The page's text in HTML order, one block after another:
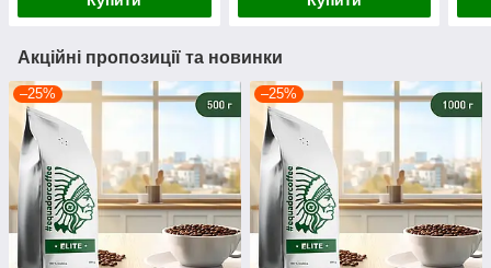
Акційні пропозиції та новинки
–25% –25%